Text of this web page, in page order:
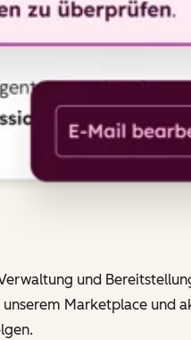
und
Marketplace und